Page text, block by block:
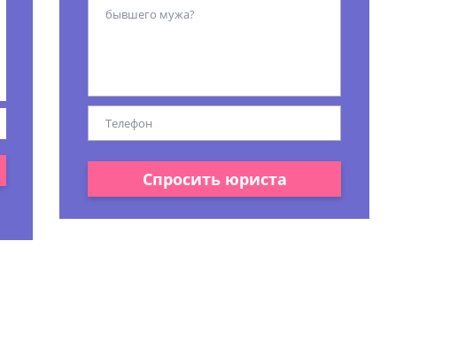
Спросить юриста